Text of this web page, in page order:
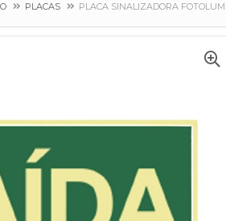
PLACAS PLACA SINALIZADORA